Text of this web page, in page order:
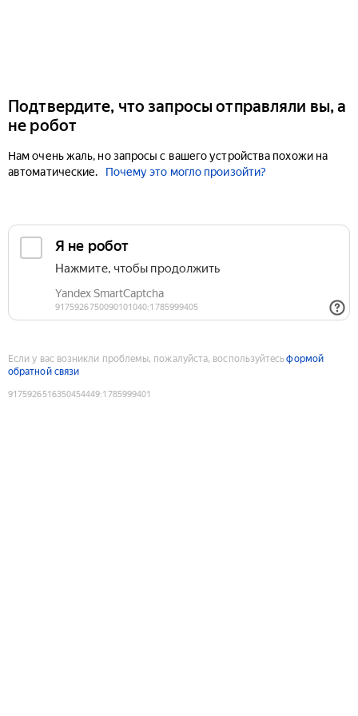
Подтвердите, что запросы отправляли вы, а
не робот
Нам очень жаль, но запросы с вашего устройства похожи на
автоматические.
Почему это могло произойти?
Если у вас возникли проблемы, пожалуйста, воспользуйтесьформой
обратной связи
9175926516350454449:1785999401